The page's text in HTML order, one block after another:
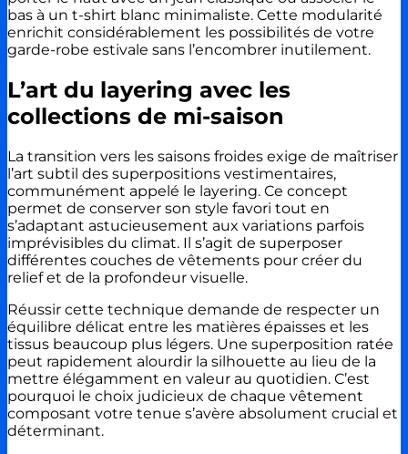
bas à un t-shirt blanc minimaliste. Cette modularité
enrichit considérablement les possibilités de votre
garde-robe estivale sans l’encombrer inutilement.
L’art du layering avec les
collections de mi-saison
La transition vers les saisons froides exige de maîtriser
l’art subtil des superpositions vestimentaires,
communément appelé le layering. Ce concept
permet de conserver son style favori tout en
s’adaptant astucieusement aux variations parfois
imprévisibles du climat. Il s’agit de superposer
différentes couches de vêtements pour créer du
relief et de la profondeur visuelle.
Réussir cette technique demande de respecter un
équilibre délicat entre les matières épaisses et les
tissus beaucoup plus légers. Une superposition ratée
peut rapidement alourdir la silhouette au lieu de la
mettre élégamment en valeur au quotidien. C’est
pourquoi le choix judicieux de chaque vêtement
composant votre tenue s’avère absolument crucial et
déterminant.